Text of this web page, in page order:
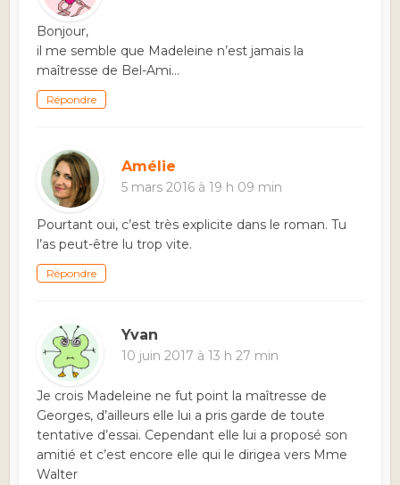
Bonjour,
il me semble que Madeleine n’est jamais la
maîtresse de Bel-Ami…
Répondre
Amélie
5 mars 2016 à 19 h 09 min
Pourtant oui, c’est très explicite dans le roman. Tu
l’as peut-être lu trop vite.
Répondre
Yvan
10 juin 2017 à 13 h 27 min
Je crois Madeleine ne fut point la maîtresse de
Georges, d’ailleurs elle lui a pris garde de toute
tentative d’essai. Cependant elle lui a proposé son
amitié et c’est encore elle qui le dirigea vers Mme
Walter